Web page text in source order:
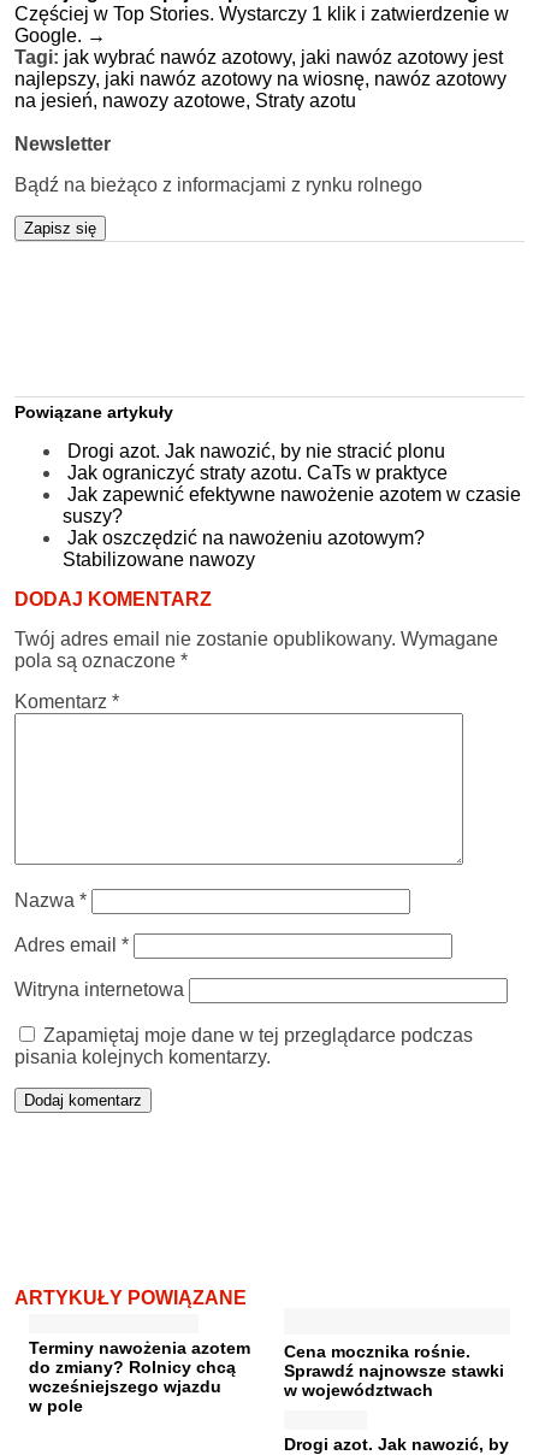
Częściej w Top Stories. Wystarczy 1 klik i zatwierdzenie w
Google. →
Tagi: jak wybrać nawóz azotowy, jaki nawóz azotowy jest
najlepszy, jaki nawóz azotowy na wiosnę, nawóz azotowy
na jesień, nawozy azotowe, Straty azotu
Newsletter
Bądź na bieżąco z informacjami z rynku rolnego
Zapisz się
Powiązane artykuły
Drogi azot. Jak nawozić, by nie stracić plonu
Jak ograniczyć straty azotu. CaTs w praktyce
Jak zapewnić efektywne nawożenie azotem w czasie
suszy?
Jak oszczędzić na nawożeniu azotowym?
Stabilizowane nawozy
DODAJ KOMENTARZ
Twój adres email nie zostanie opublikowany. Wymagane
pola są oznaczone *
Komentarz *
Nazwa *
Adres email *
Witryna internetowa
Zapamiętaj moje dane w tej przeglądarce podczas
pisania kolejnych komentarzy.
ARTYKUŁY POWIĄZANE
Terminy nawożenia azotem
do zmiany? Rolnicy chcą
wcześniejszego wjazdu
w pole
Cena mocznika rośnie.
Sprawdź najnowsze stawki
w województwach
Drogi azot. Jak nawozić, by